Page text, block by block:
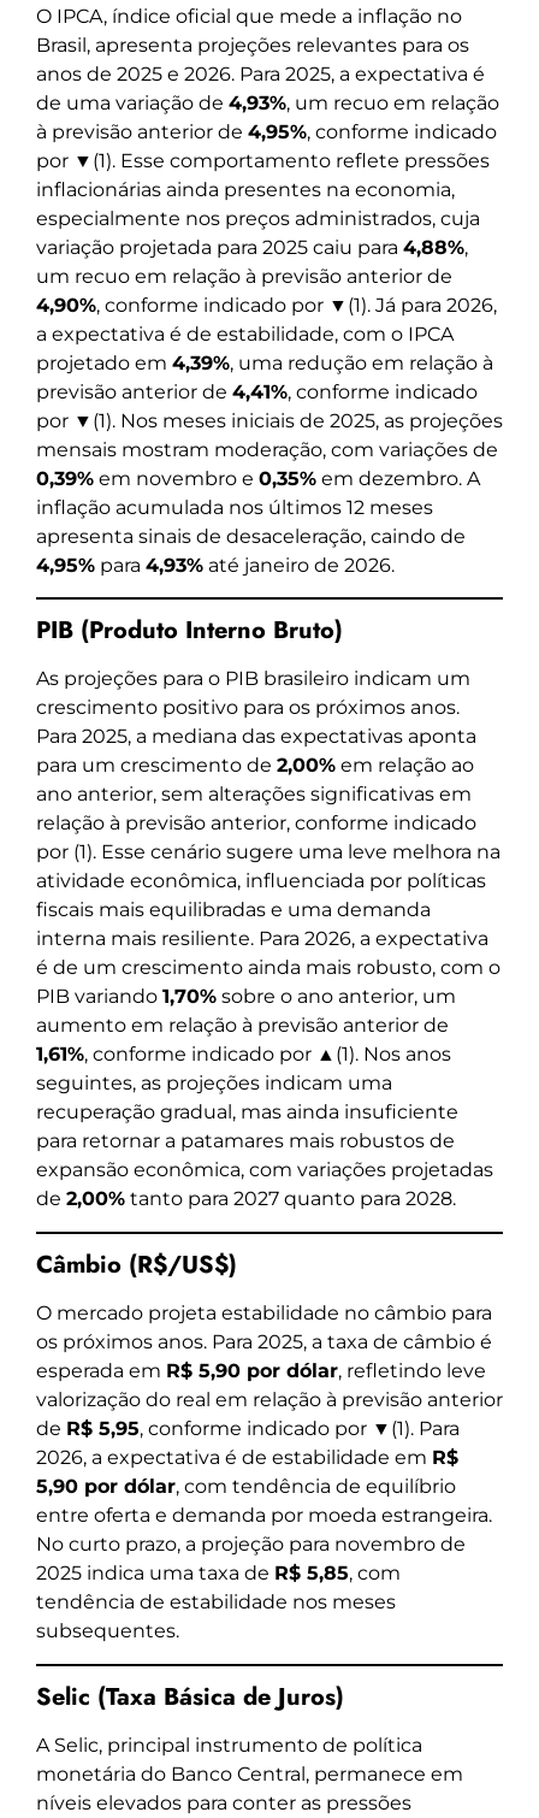
O IPCA, índice oficial que mede a inflação no
Brasil, apresenta projeções relevantes para os
anos de 2025 e 2026. Para 2025, a expectativa é
de uma variação de 4,93%, um recuo em relação
à previsão anterior de 4,95%, conforme indicado
por ▼(1). Esse comportamento reflete pressões
inflacionárias ainda presentes na economia,
especialmente nos preços administrados, cuja
variação projetada para 2025 caiu para 4,88%,
um recuo em relação à previsão anterior de
4,90%, conforme indicado por ▼(1). Já para 2026,
a expectativa é de estabilidade, com o IPCA
projetado em 4,39%, uma redução em relação à
previsão anterior de 4,41%, conforme indicado
por ▼(1). Nos meses iniciais de 2025, as projeções
mensais mostram moderação, com variações de
0,39% em novembro e 0,35% em dezembro. A
inflação acumulada nos últimos 12 meses
apresenta sinais de desaceleração, caindo de
4,95% para 4,93% até janeiro de 2026.
PIB (Produto Interno Bruto)
As projeções para o PIB brasileiro indicam um
crescimento positivo para os próximos anos.
Para 2025, a mediana das expectativas aponta
para um crescimento de 2,00% em relação ao
ano anterior, sem alterações significativas em
relação à previsão anterior, conforme indicado
por (1). Esse cenário sugere uma leve melhora na
atividade econômica, influenciada por políticas
fiscais mais equilibradas e uma demanda
interna mais resiliente. Para 2026, a expectativa
é de um crescimento ainda mais robusto, com o
PIB variando 1,70% sobre o ano anterior, um
aumento em relação à previsão anterior de
1,61%, conforme indicado por ▲(1). Nos anos
seguintes, as projeções indicam uma
recuperação gradual, mas ainda insuficiente
para retornar a patamares mais robustos de
expansão econômica, com variações projetadas
de 2,00% tanto para 2027 quanto para 2028.
Câmbio (R$/US$)
O mercado projeta estabilidade no câmbio para
os próximos anos. Para 2025, a taxa de câmbio é
esperada em R$ 5,90 por dólar, refletindo leve
valorização do real em relação à previsão anterior
de R$ 5,95, conforme indicado por ▼(1). Para
2026, a expectativa é de estabilidade em R$
5,90 por dólar, com tendência de equilíbrio
entre oferta e demanda por moeda estrangeira.
No curto prazo, a projeção para novembro de
2025 indica uma taxa de R$ 5,85, com
tendência de estabilidade nos meses
subsequentes.
Selic (Taxa Básica de Juros)
A Selic, principal instrumento de política
monetária do Banco Central, permanece em
níveis elevados para conter as pressões